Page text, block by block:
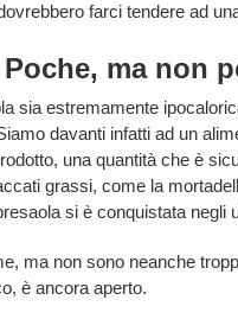
farci tendere ad
ma non
sia estremamente
davanti infatti ad un
una quantità che è
grassi, come la
si è conquistata negli
ma non sono neanche
è ancora aperto.